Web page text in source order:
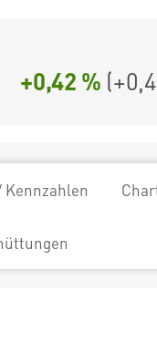
+0,42 % (
Kennzahlen